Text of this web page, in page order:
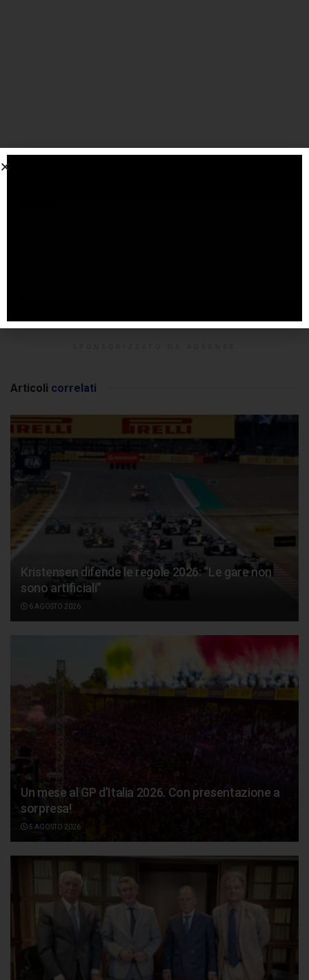
Articoli correlati
Kristensen difende le regole 2026: “Le gare non
sono artificiali”
6 AGOSTO 2026
Un mese al GP d’Italia 2026. Con presentazione a
sorpresa!
5 AGOSTO 2026